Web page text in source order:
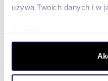
używa Twoich danych i w
dane są przetwarzane
. W
zmienić lub wycofać swoją
0 2
1 3
1 5